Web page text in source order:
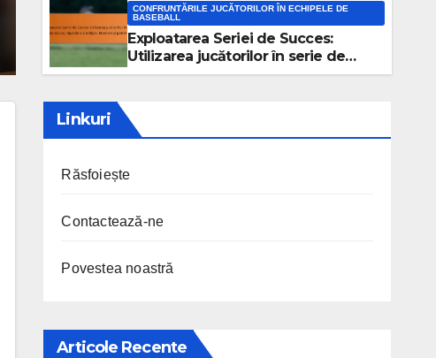
analitic
11/02/2026 MAX DONOVAN
CONFRUNTĂRILE JUCĂTORILOR ÎN ECHIPELE DE
BASEBALL
Exploatarea Seriei de Succes:
Utilizarea jucătorilor în serie de
succes, Ajustări ale echipei,
Linkuri
Răsfoiește
Contactează-ne
Povestea noastră
Articole Recente